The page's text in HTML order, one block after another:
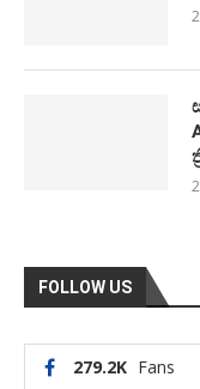
FOLLOW US
279.2K Fans